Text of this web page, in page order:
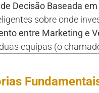
Decisão Baseada em
sobre onde
entre Marketing e
equipas (o